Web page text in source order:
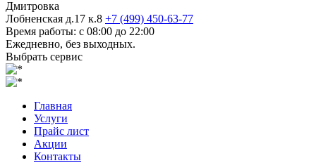
Дмитровка
Лобненская д.17 к.8 +7 (499) 450-63-77
Время работы: с 08:00 до 22:00
Ежедневно, без выходных.
Выбрать сервис
Главная
Услуги
Прайс лист
Акции
Контакты